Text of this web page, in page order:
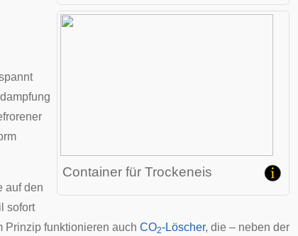
Container für Trockeneis
auf den
sofort
Prinzip funktionieren auch CO2-Löscher, die – neben der